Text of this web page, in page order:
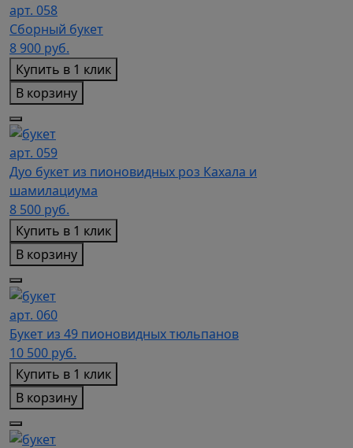
арт. 058
Сборный букет
8 900 руб.
Купить в 1 клик
В корзину
арт. 059
Дуо букет из пионовидных роз Кахала и
шамилациума
8 500 руб.
Купить в 1 клик
В корзину
арт. 060
Букет из 49 пионовидных тюльпанов
10 500 руб.
Купить в 1 клик
В корзину